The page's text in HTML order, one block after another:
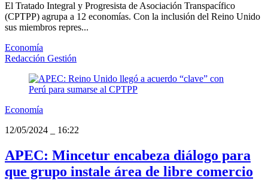
El Tratado Integral y Progresista de Asociación Transpacífico
(CPTPP) agrupa a 12 economías. Con la inclusión del Reino Unido
sus miembros repres...
Economía
Redacción Gestión
Economía
12/05/2024
16:22
APEC: Mincetur encabeza diálogo para
que grupo instale área de libre comercio